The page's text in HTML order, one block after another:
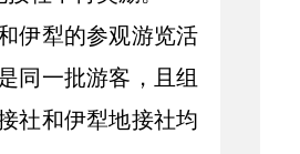
伊犁的参观游览活
同一批游客，且组
社和伊犁地接社均